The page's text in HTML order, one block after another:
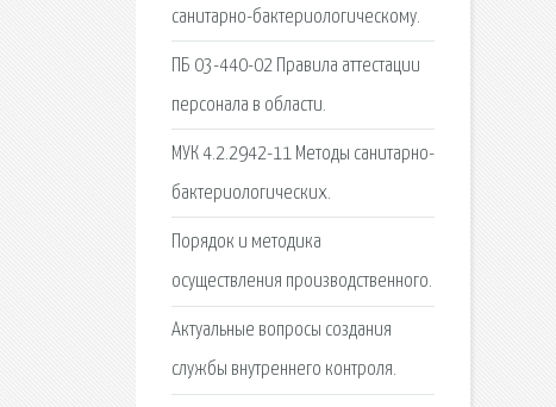
санитарно-бактериологическому.
ПБ 03-440-02 Правила аттестации
персонала в области.
МУК 4.2.2942-11 Методы санитарно-
бактериологических.
Порядок и методика
осуществления производственного.
Актуальные вопросы создания
службы внутреннего контроля.